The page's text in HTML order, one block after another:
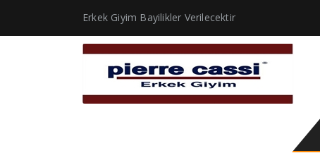
Erkek Giyim Bayilikler Verilecektir